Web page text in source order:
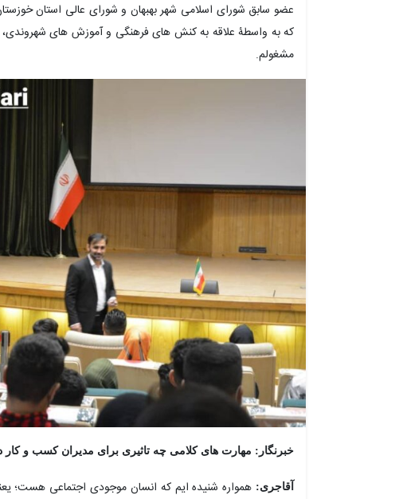
عضو سابق شورای اسلامی شهر بهبهان و شورای عالی استان
که به واسطۀ علاقه به کنش های فرهنگی و آموزش های
مشغولم.
خبرنگار: مهارت های کلامی چه تاثیری برای مدیران کسب و کار
آقاجری: همواره شنیده ایم که انسان موجودی اجتماعی هست؛